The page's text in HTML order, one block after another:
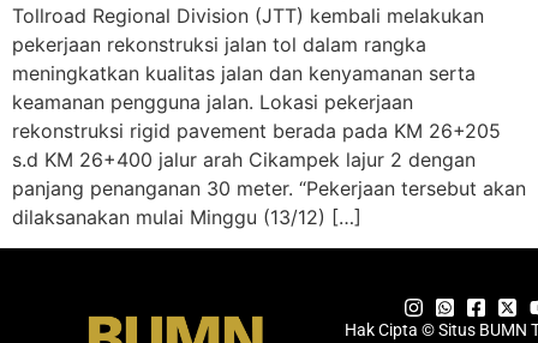
Tollroad Regional Division (JTT) kembali melakukan
pekerjaan rekonstruksi jalan tol dalam rangka
meningkatkan kualitas jalan dan kenyamanan serta
keamanan pengguna jalan. Lokasi pekerjaan
rekonstruksi rigid pavement berada pada KM 26+205
s.d KM 26+400 jalur arah Cikampek lajur 2 dengan
panjang penanganan 30 meter. “Pekerjaan tersebut akan
dilaksanakan mulai Minggu (13/12) […]
Hak Cipta © Situs BUMN